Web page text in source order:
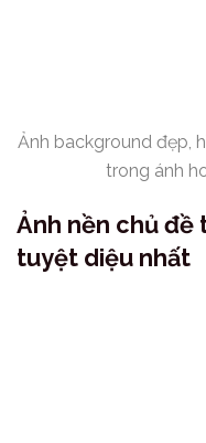
Ảnh background đẹp,
trong ánh
Ảnh nền chủ đề
tuyệt diệu nhất